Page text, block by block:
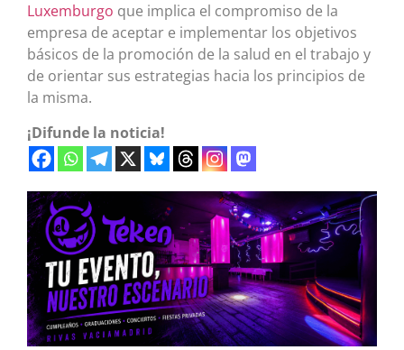
Luxemburgo que implica el compromiso de la
empresa de aceptar e implementar los objetivos
básicos de la promoción de la salud en el trabajo y
de orientar sus estrategias hacia los principios de
la misma.
¡Difunde la noticia!